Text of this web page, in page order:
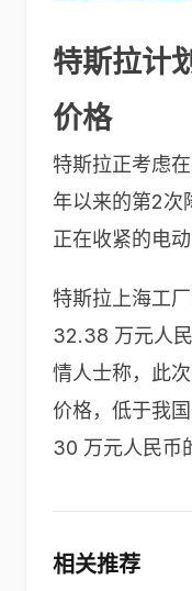
特斯拉计
价格
特斯拉正考虑
年以来的第2次
正在收紧的电
特斯拉上海工
32.38 万元人
情人士称，此
价格，低于我
30 万元人民币
相关推荐